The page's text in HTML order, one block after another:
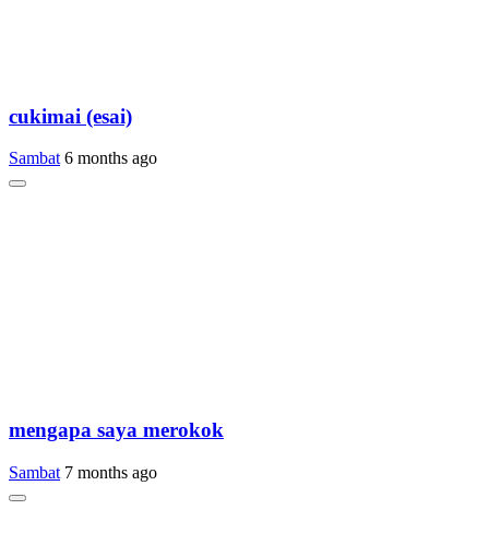
cukimai (esai)
Sambat 6 months ago
mengapa saya merokok
Sambat 7 months ago